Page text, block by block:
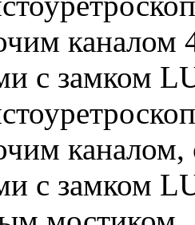
каналом
с замком
с замком